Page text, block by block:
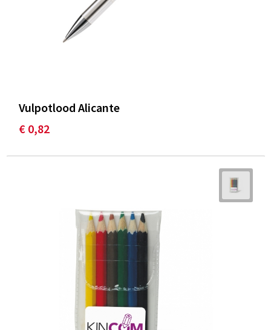
Vulpotlood Alicante
€ 0,82